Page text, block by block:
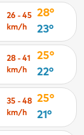
26 - 45
km/h
28°
23°
28 - 41
km/h
25°
22°
35 - 48
km/h
25°
21°